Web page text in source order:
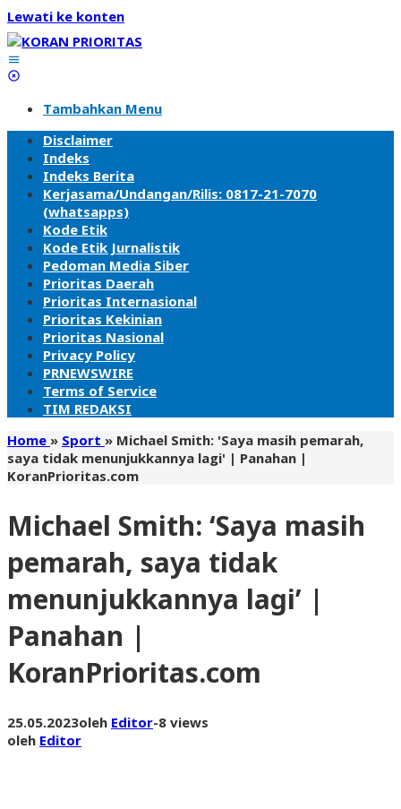
Lewati ke konten
Tambahkan Menu
Disclaimer
Indeks
Indeks Berita
Kerjasama/Undangan/Rilis: 0817-21-7070
(whatsapps)
Kode Etik
Kode Etik Jurnalistik
Pedoman Media Siber
Prioritas Daerah
Prioritas Internasional
Prioritas Kekinian
Prioritas Nasional
Privacy Policy
PRNEWSWIRE
Terms of Service
TIM REDAKSI
Home » Sport » Michael Smith: 'Saya masih pemarah,
saya tidak menunjukkannya lagi' | Panahan |
KoranPrioritas.com
Michael Smith: ‘Saya masih
pemarah, saya tidak
menunjukkannya lagi’ |
Panahan |
KoranPrioritas.com
25.05.2023oleh Editor-8 views
oleh Editor